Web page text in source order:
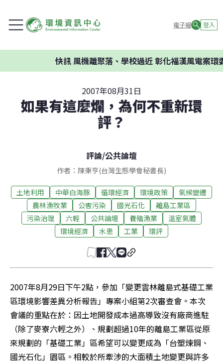
電子報 登入
風機離聚落、學校過近 彰化福漢風電案環委建議
2007年08月31日
如果有這麼爛，為何不重新環
評？
評論/公共論壇
作者：陳秉亨(台灣生態學會秘書長)
土地利用 中華白海豚 循環經濟 環境政策
氣候變遷
農林漁牧業
公害污染 國光石化
離島工業區
污染治理
六輕 公共論壇 養殖漁業
溫室氣體
環境經濟
水患 工業 環評
2007年8月29日下午2點，參加「變更雲林離島式基礎工業
區環境影響差異分析報告」專案小組第2次審查會。本次
會議的重點在於：因土地開發成本過高導致沒有廠商進駐
（除了麥寮六輕之外）、規劃超過10年的離島工業區從原
來規劃的「基礎工業」區希望可以變更成為「台塑煉鋼、
國光石化」園區。相較於所牽涉的大面積土地變更與許多